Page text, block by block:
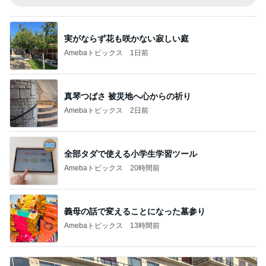
実がならず花も咲かない寂しい庭
Amebaトピックス 1日前
真琴つばさ 被災地へ心からの祈り
Amebaトピックス 2日前
全部タダで使える小学生学習ツール
Amebaトピックス 20時間前
義母の話で変えることになった墓参り
Amebaトピックス 13時間前